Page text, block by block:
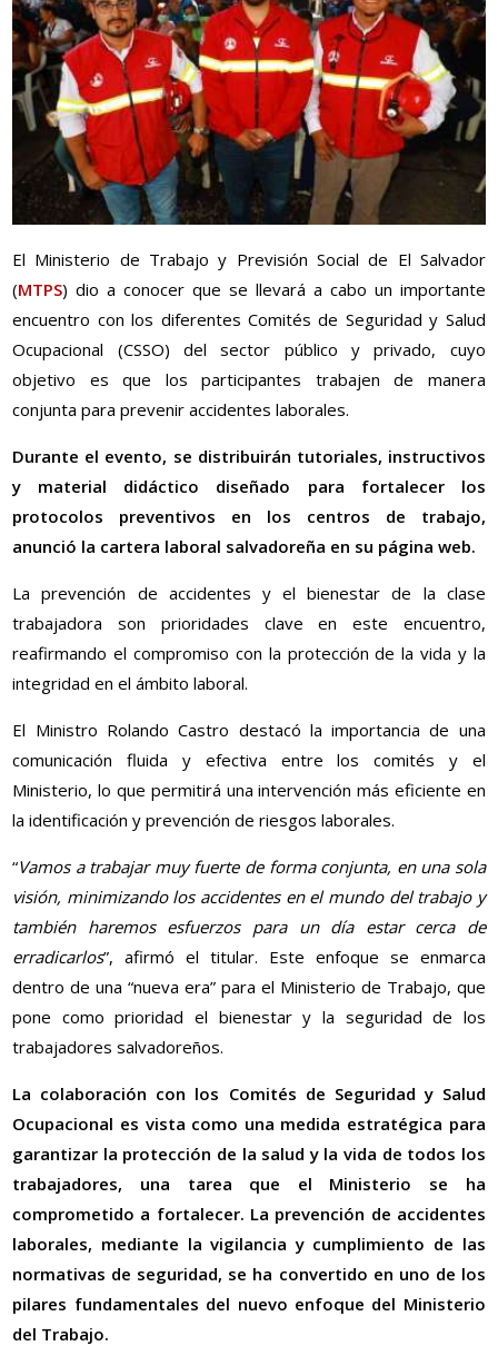
El Ministerio de Trabajo y Previsión Social de El Salvador
(MTPS) dio a conocer que se llevará a cabo un importante
encuentro con los diferentes Comités de Seguridad y Salud
Ocupacional (CSSO) del sector público y privado, cuyo
objetivo es que los participantes trabajen de manera
conjunta para prevenir accidentes laborales.
Durante el evento, se distribuirán tutoriales, instructivos
y material didáctico diseñado para fortalecer los
protocolos preventivos en los centros de trabajo,
anunció la cartera laboral salvadoreña en su página web.
La prevención de accidentes y el bienestar de la clase
trabajadora son prioridades clave en este encuentro,
reafirmando el compromiso con la protección de la vida y la
integridad en el ámbito laboral.
El Ministro Rolando Castro destacó la importancia de una
comunicación fluida y efectiva entre los comités y el
Ministerio, lo que permitirá una intervención más eficiente en
la identificación y prevención de riesgos laborales.
“Vamos a trabajar muy fuerte de forma conjunta, en una sola
visión, minimizando los accidentes en el mundo del trabajo y
también haremos esfuerzos para un día estar cerca de
erradicarlos”, afirmó el titular. Este enfoque se enmarca
dentro de una “nueva era” para el Ministerio de Trabajo, que
pone como prioridad el bienestar y la seguridad de los
trabajadores salvadoreños.
La colaboración con los Comités de Seguridad y Salud
Ocupacional es vista como una medida estratégica para
garantizar la protección de la salud y la vida de todos los
trabajadores, una tarea que el Ministerio se ha
comprometido a fortalecer. La prevención de accidentes
laborales, mediante la vigilancia y cumplimiento de las
normativas de seguridad, se ha convertido en uno de los
pilares fundamentales del nuevo enfoque del Ministerio
del Trabajo.